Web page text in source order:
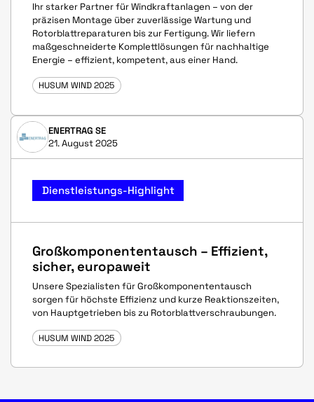
Ihr starker Partner für Windkraftanlagen – von der
präzisen Montage über zuverlässige Wartung und
Rotorblattreparaturen bis zur Fertigung. Wir liefern
maßgeschneiderte Komplettlösungen für nachhaltige
Energie – effizient, kompetent, aus einer Hand.
HUSUM WIND 2025
ENERTRAG SE
21. August 2025
Dienstleistungs-Highlight
Großkomponententausch – Effizient,
sicher, europaweit
Unsere Spezialisten für Großkomponententausch
sorgen für höchste Effizienz und kurze Reaktionszeiten,
von Hauptgetrieben bis zu Rotorblattverschraubungen.
HUSUM WIND 2025